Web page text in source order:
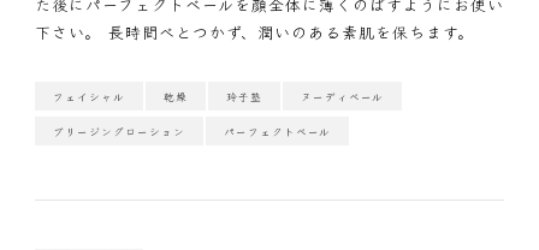
た後にパーフェクトベールを顔全体に薄くのばすようにお使い
下さい。 長時間べとつかず、潤いのある素肌を保ちます。
フェイシャル 乾燥 玲子塾 ヌーディベール
ブリージングローション パーフェクトベール